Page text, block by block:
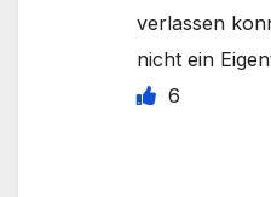
verlassen
nicht ein
6